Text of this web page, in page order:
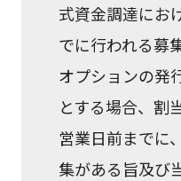
式資金調達にお
でに行われる募
オプションの発
とする場合、割
営業日前までに
集がある旨及び